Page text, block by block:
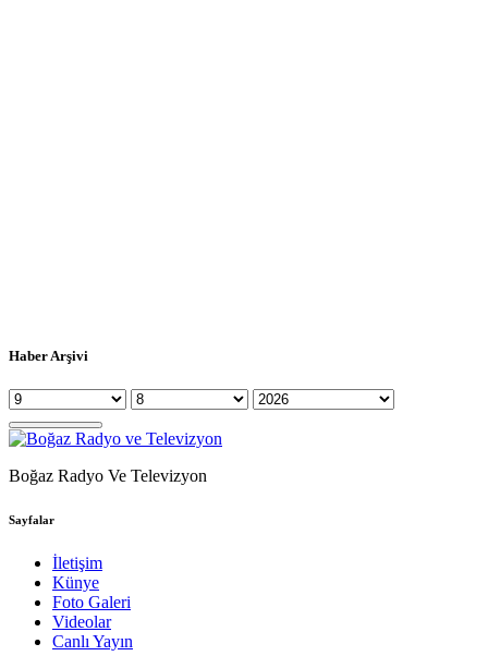
Haber Arşivi
Boğaz Radyo Ve Televizyon
Sayfalar
İletişim
Künye
Foto Galeri
Videolar
Canlı Yayın